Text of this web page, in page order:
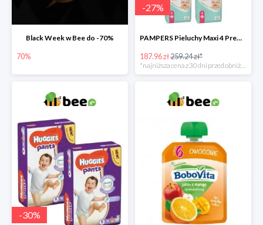
Black Week w Bee do -70%
70%
-27%
PAMPERS Pieluchy Maxi 4 Premium Care (9-14 kg) Zestaw 4 x 52 szt. -27%
187.96 zł259.24 zł*
-30%